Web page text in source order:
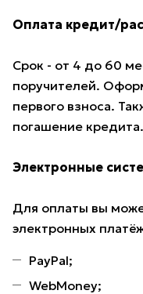
Оплата кредит/
Срок - от 4 до 60
поручителей.
первого взноса.
погашение кредита.
Электронные
Для оплаты вы
электронных
PayPal;
WebMoney;